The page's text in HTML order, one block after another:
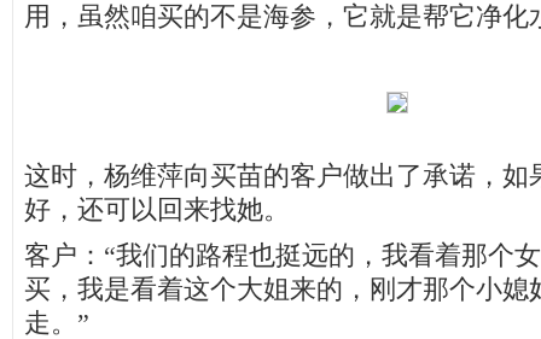
用，虽然咱买的不是海参，它就是帮它净化
这时，杨维萍向买苗的客户做出了承诺，如
好，还可以回来找她。
客户：“我们的路程也挺远的，我看着那个
买，我是看着这个大姐来的，刚才那个小媳
走。”